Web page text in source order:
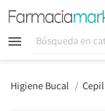
 
Higiene Bucal